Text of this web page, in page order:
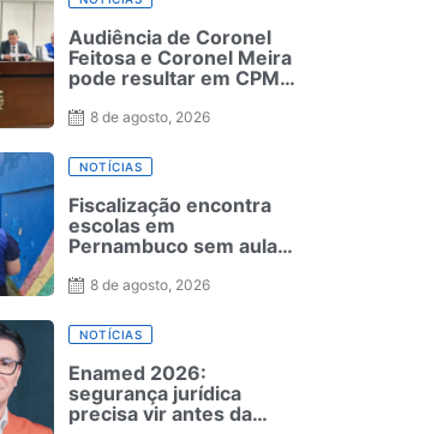
Audiência de Coronel
Feitosa e Coronel Meira
pode resultar em CPMI
de saúde
8 de agosto, 2026
NOTÍCIAS
Fiscalização encontra
escolas em
Pernambuco sem aulas
sem quadras
8 de agosto, 2026
NOTÍCIAS
Enamed 2026:
segurança jurídica
precisa vir antes da